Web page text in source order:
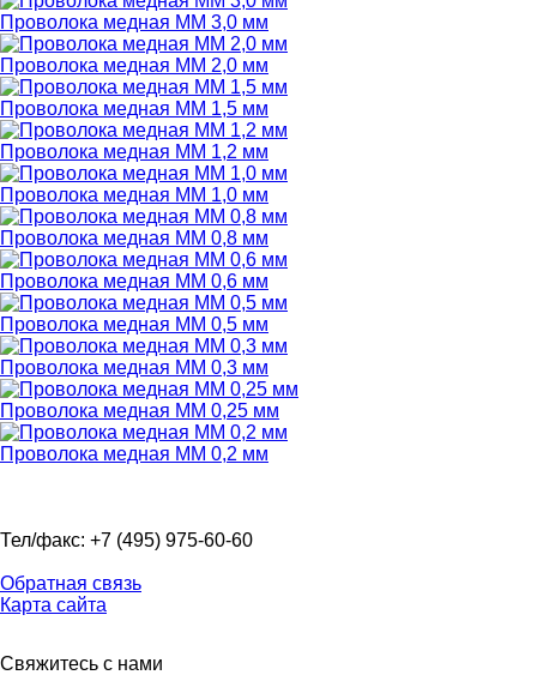
Проволока медная ММ 3,0 мм
Проволока медная ММ 2,0 мм
Проволока медная ММ 1,5 мм
Проволока медная ММ 1,2 мм
Проволока медная ММ 1,0 мм
Проволока медная ММ 0,8 мм
Проволока медная ММ 0,6 мм
Проволока медная ММ 0,5 мм
Проволока медная ММ 0,3 мм
Проволока медная ММ 0,25 мм
Проволока медная ММ 0,2 мм
Тел/факс: +7 (495) 975-60-60
Обратная связь
Карта сайта
Свяжитесь с нами